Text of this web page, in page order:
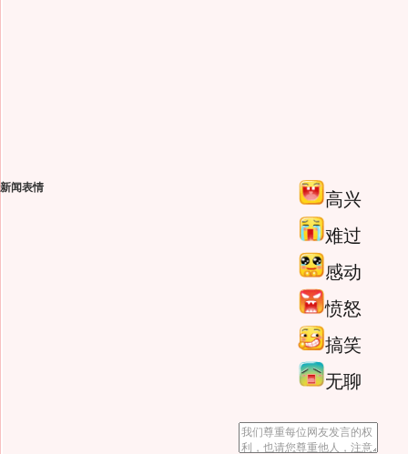
新闻表情
高兴
难过
感动
愤怒
搞笑
无聊